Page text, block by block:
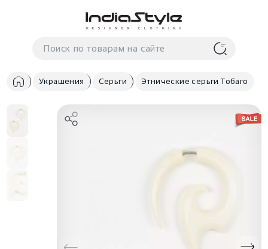
Корзина
В корзиненеттоваров
Корзина покупок пуста..
Украшения Серьги Этнические серьги Тобаго